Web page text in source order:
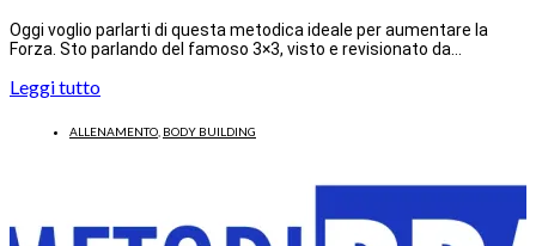
Oggi voglio parlarti di questa metodica ideale per aumentare la
Forza. Sto parlando del famoso 3×3, visto e revisionato da…
Leggi tutto
ALLENAMENTO BODY BUILDING